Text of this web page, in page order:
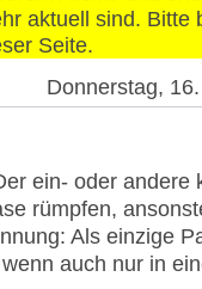
aktuell sind. Bitte
Seite.
Donnerstag,
ein- oder andere
rümpfen,
Als einzige
auch nur in